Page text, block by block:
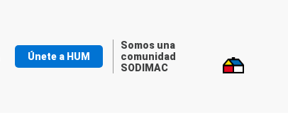
Únete a HUM
Somos una
comunidad
SODIMAC